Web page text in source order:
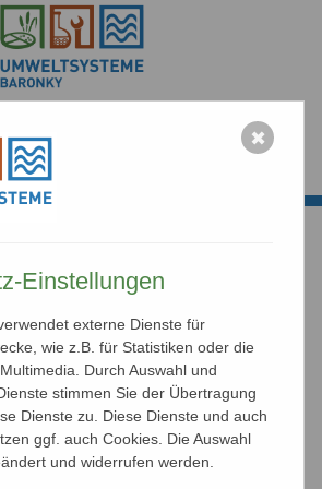
eine Übergeordnete Seite von
obere Navigation. Oder klicken Sie
zu gelangen.
Einstellungen
externe Dienste für
wie z.B. für Statistiken oder die
Durch Auswahl und
stimmen Sie der Übertragung
Dienste zu. Diese Dienste und auch
ggf. auch Cookies. Die Auswahl
und widerrufen werden.
✖